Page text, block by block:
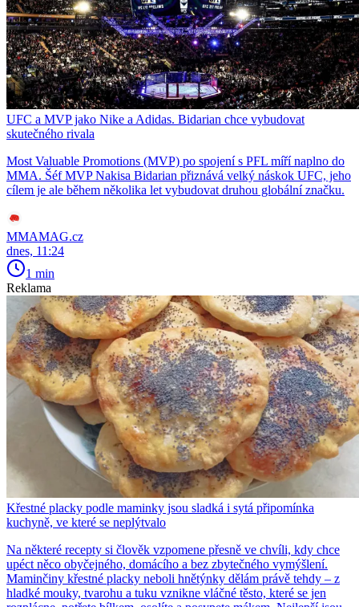
UFC a MVP jako Nike a Adidas. Bidarian chce vybudovat
skutečného rivala
Most Valuable Promotions (MVP) po spojení s PFL míří naplno do
MMA. Šéf MVP Nakisa Bidarian přiznává velký náskok UFC, jeho
cílem je ale během několika let vybudovat druhou globální značku.
MMAMAG.cz
dnes, 11:24
1 min
Reklama
Křestné placky podle maminky jsou sladká i sytá připomínka
kuchyně, ve které se neplýtvalo
Na některé recepty si člověk vzpomene přesně ve chvíli, kdy chce
upéct něco obyčejného, domácího a bez zbytečného vymýšlení.
Maminčiny křestné placky neboli hnětýnky dělám právě tehdy – z
hladké mouky, tvarohu a tuku vznikne vláčné těsto, které se jen